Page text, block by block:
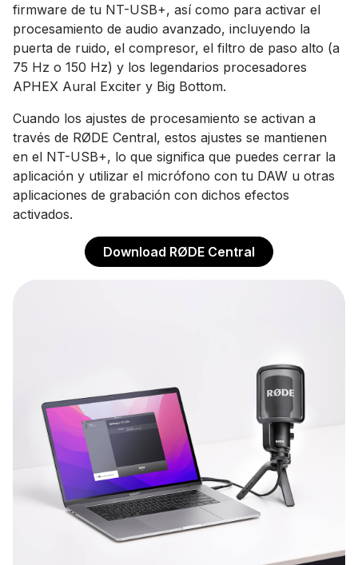
firmware de tu NT-USB+, así como para activar el
procesamiento de audio avanzado, incluyendo la
puerta de ruido, el compresor, el filtro de paso alto (a
75 Hz o 150 Hz) y los legendarios procesadores
APHEX Aural Exciter y Big Bottom.
Cuando los ajustes de procesamiento se activan a
través de RØDE Central, estos ajustes se mantienen
en el NT-USB+, lo que significa que puedes cerrar la
aplicación y utilizar el micrófono con tu DAW u otras
aplicaciones de grabación con dichos efectos
activados.
Download RØDE Central